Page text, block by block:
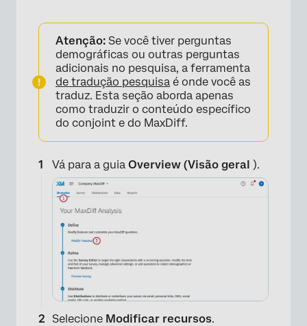
×
Atenção: Se você tiver perguntas
demográficas ou outras perguntas
adicionais no pesquisa, a ferramenta
de tradução pesquisa é onde você as
traduz. Esta seção aborda apenas
como traduzir o conteúdo específico
do conjoint e do MaxDiff.
Vá para a guia Overview (Visão geral ).
Selecione Modificar recursos.